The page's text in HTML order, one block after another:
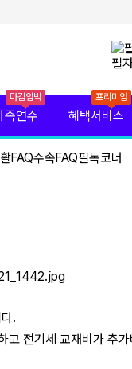
마감임박
족연수
프리미엄
혜택서비스
FAQ수속FAQ필독코너
.
전기세 교재비가 추